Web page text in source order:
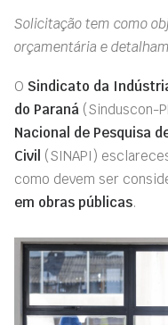
Solicitação tem como
orçamentária e
O Sindicato da
do Paraná (Sinduscon-
Nacional de Pesquisa
Civil (SINAPI)
como devem ser
em obras públicas.